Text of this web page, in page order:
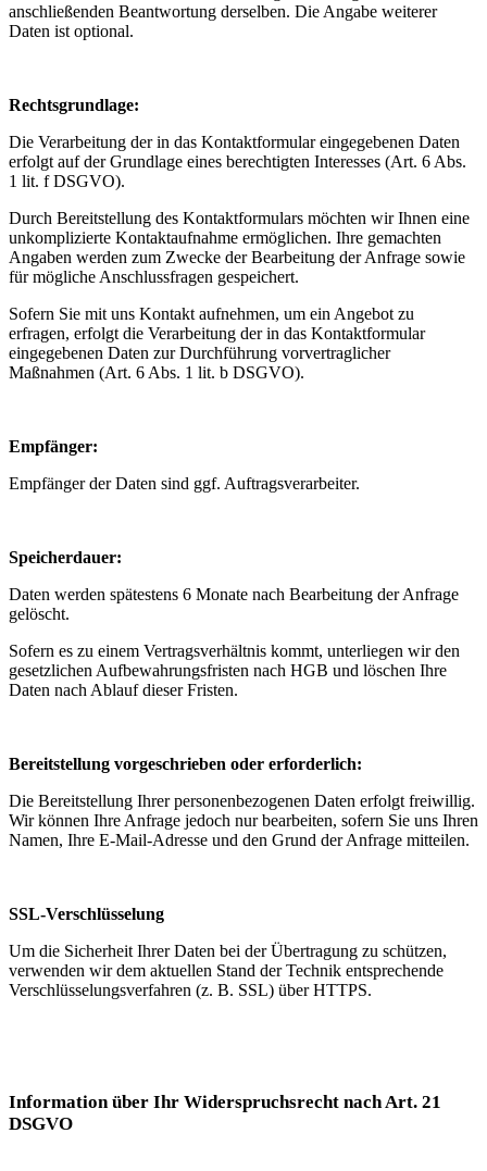
anschließenden Beantwortung derselben. Die Angabe weiterer
Daten ist optional.
Rechtsgrundlage:
Die Verarbeitung der in das Kontaktformular eingegebenen Daten
erfolgt auf der Grundlage eines berechtigten Interesses (Art. 6 Abs.
1 lit. f DSGVO).
Durch Bereitstellung des Kontaktformulars möchten wir Ihnen eine
unkomplizierte Kontaktaufnahme ermöglichen. Ihre gemachten
Angaben werden zum Zwecke der Bearbeitung der Anfrage sowie
für mögliche Anschlussfragen gespeichert.
Sofern Sie mit uns Kontakt aufnehmen, um ein Angebot zu
erfragen, erfolgt die Verarbeitung der in das Kontaktformular
eingegebenen Daten zur Durchführung vorvertraglicher
Maßnahmen (Art. 6 Abs. 1 lit. b DSGVO).
Empfänger:
Empfänger der Daten sind ggf. Auftragsverarbeiter.
Speicherdauer:
Daten werden spätestens 6 Monate nach Bearbeitung der Anfrage
gelöscht.
Sofern es zu einem Vertragsverhältnis kommt, unterliegen wir den
gesetzlichen Aufbewahrungsfristen nach HGB und löschen Ihre
Daten nach Ablauf dieser Fristen.
Bereitstellung vorgeschrieben oder erforderlich:
Die Bereitstellung Ihrer personenbezogenen Daten erfolgt freiwillig.
Wir können Ihre Anfrage jedoch nur bearbeiten, sofern Sie uns Ihren
Namen, Ihre E-Mail-Adresse und den Grund der Anfrage mitteilen.
SSL-Verschlüsselung
Um die Sicherheit Ihrer Daten bei der Übertragung zu schützen,
verwenden wir dem aktuellen Stand der Technik entsprechende
Verschlüsselungsverfahren (z. B. SSL) über HTTPS.
Information über Ihr Widerspruchsrecht nach Art. 21
DSGVO